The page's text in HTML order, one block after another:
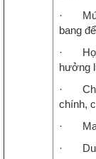
· Mức
bang
· Học
hưởng
·
chính,
·
· Du